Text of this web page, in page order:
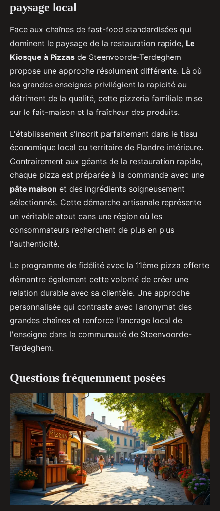
paysage local
Face aux chaînes de fast-food standardisées qui
dominent le paysage de la restauration rapide, Le
Kiosque à Pizzas de Steenvoorde-Terdeghem
propose une approche résolument différente. Là où
les grandes enseignes privilégient la rapidité au
détriment de la qualité, cette pizzeria familiale mise
sur le fait-maison et la fraîcheur des produits.
L'établissement s'inscrit parfaitement dans le tissu
économique local du territoire de Flandre intérieure.
Contrairement aux géants de la restauration rapide,
chaque pizza est préparée à la commande avec une
pâte maison et des ingrédients soigneusement
sélectionnés. Cette démarche artisanale représente
un véritable atout dans une région où les
consommateurs recherchent de plus en plus
l'authenticité.
Le programme de fidélité avec la 11ème pizza offerte
démontre également cette volonté de créer une
relation durable avec sa clientèle. Une approche
personnalisée qui contraste avec l'anonymat des
grandes chaînes et renforce l'ancrage local de
l'enseigne dans la communauté de Steenvoorde-
Terdeghem.
Questions fréquemment posées